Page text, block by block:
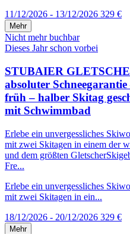
11/12/2026 - 13/12/2026 329 €
Mehr
Nicht mehr buchbar
Dieses Jahr schon vorbei
STUBAIER
absoluter
früh – halber Skitag
mit Schwimmbad
Erlebe ein unvergessliches
mit zwei Skitagen in einem der
und dem größten
Fre...
Erlebe ein unvergessliches
mit zwei Skitagen in ein...
18/12/2026 - 20/12/2026 329 €
Mehr